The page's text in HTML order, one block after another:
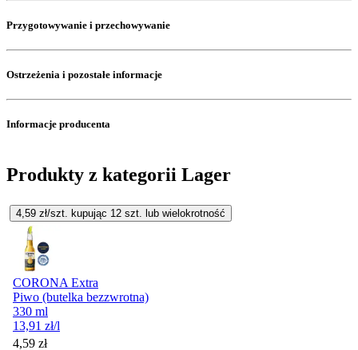
Przygotowywanie i przechowywanie
Ostrzeżenia i pozostałe informacje
Informacje producenta
Produkty z kategorii Lager
4,59 zł/szt. kupując 12 szt. lub wielokrotność
CORONA Extra
Piwo (butelka bezzwrotna)
330 ml
13,91 zł/l
4,59 zł